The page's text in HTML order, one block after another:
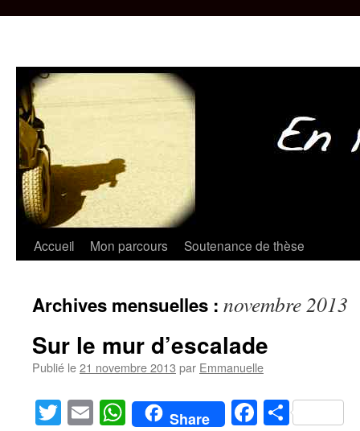
Aller
contenu
Accueil Mon parcours Soutenance de thèse
Archives mensuelles : novembre 2013
Sur le mur d’escalade
Publié le21 novembre 2013 par Emmanuelle
Twitter
EmailWhatsApp
Share Facebook